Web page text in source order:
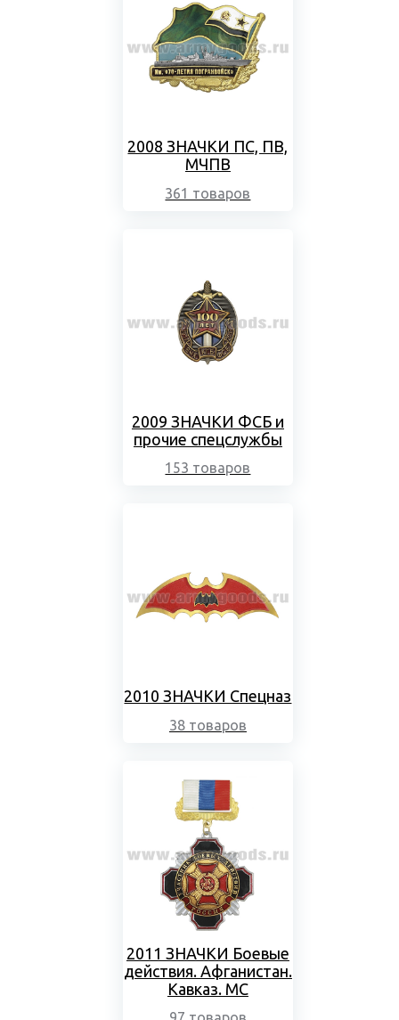
2008 ЗНАЧКИ ПС, ПВ,
МЧПВ
361 товаров
2009 ЗНАЧКИ ФСБ и
прочие спецслужбы
153 товаров
2010 ЗНАЧКИ Спецназ
38 товаров
2011 ЗНАЧКИ Боевые
действия. Афганистан.
Кавказ. МС